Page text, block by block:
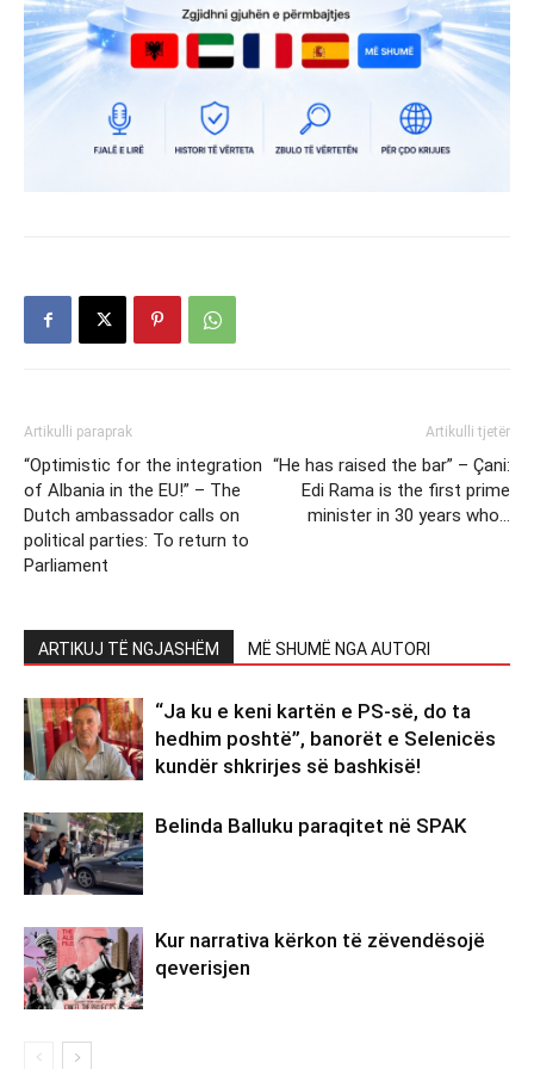
Artikulli paraprak
“Optimistic for the integration
of Albania in the EU!” – The
Dutch ambassador calls on
political parties: To return to
Parliament
Artikulli tjetër
“He has raised the bar” – Çani:
Edi Rama is the first prime
minister in 30 years who…
ARTIKUJ TË NGJASHËM MË SHUMË NGA AUTORI
“Ja ku e keni kartën e PS-së, do ta
hedhim poshtë”, banorët e Selenicës
kundër shkrirjes së bashkisë!
Belinda Balluku paraqitet në SPAK
Kur narrativa kërkon të zëvendësojë
qeverisjen